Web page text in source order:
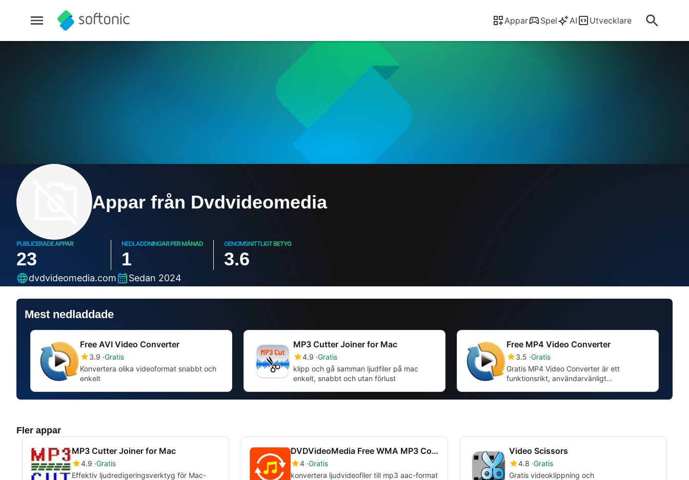
Appar Spel AI Utvecklare
Appar från Dvdvideomedia
PUBLICERADE APPAR
23
NEDLADDNINGAR PER MÅNAD
1
GENOMSNITTLIGT BETYG
3.6
dvdvideomedia.com Sedan 2024
Mest nedladdade
Free AVI Video Converter
3.9 Gratis
Konvertera olika videoformat snabbt och
enkelt
MP3 Cutter Joiner for Mac
4.9 Gratis
klipp och gå samman ljudfiler på mac
enkelt, snabbt och utan förlust
Free MP4 Video Converter
3.5 Gratis
Gratis MP4 Video Converter är ett
funktionsrikt, användarvänligt
videokonvertering
Fler appar
MP3 Cutter Joiner for Mac
4.9 Gratis
Effektiv ljudredigeringsverktyg för Mac-
DVDVideoMedia Free WMA MP3 Converter
4 Gratis
konvertera ljudvideofiler till mp3 aac-format
Video Scissors
4.8 Gratis
Gratis videoklippning och